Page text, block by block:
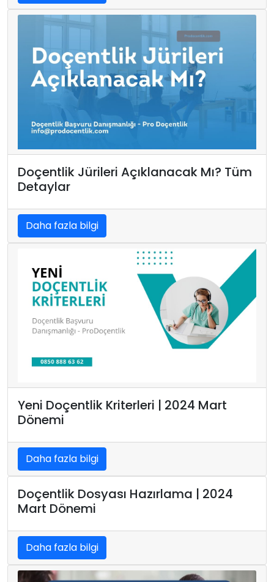
Doçentlik Jürileri Açıklanacak Mı? Tüm
Detaylar
Daha fazla bilgi
Yeni Doçentlik Kriterleri | 2024 Mart
Dönemi
Daha fazla bilgi
Doçentlik Dosyası Hazırlama | 2024
Mart Dönemi
Daha fazla bilgi